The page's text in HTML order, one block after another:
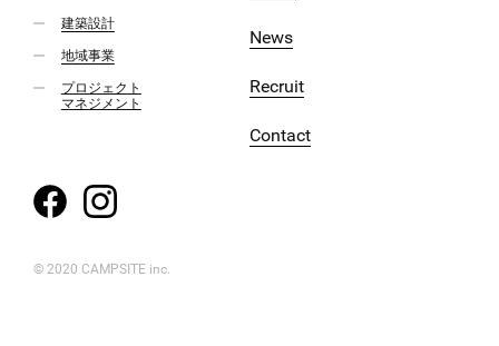
建築設計
地域事業
プロジェクト
マネジメント
News
Recruit
Contact
© 2020 CAMPSITE inc.